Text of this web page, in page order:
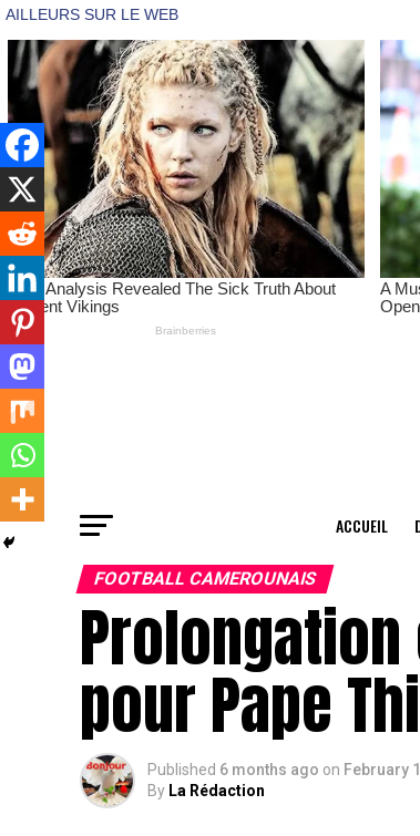
ACCUEIL
FOOTBALL CAMEROUNAIS
pour Pape
Published 6 months ago on February
By La Rédaction